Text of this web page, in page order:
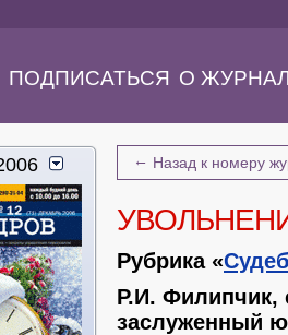
ПОДПИСАТЬСЯ О
← Назад к номеру
Рубрика «
Р.И. Филипчик,
заслуженный